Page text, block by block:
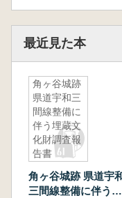
最近見た本
角ヶ谷城跡
県道宇和三
間線整備に
伴う埋蔵文
化財調査報
告書
角ヶ谷城跡 県道宇和
三間線整備に伴う埋